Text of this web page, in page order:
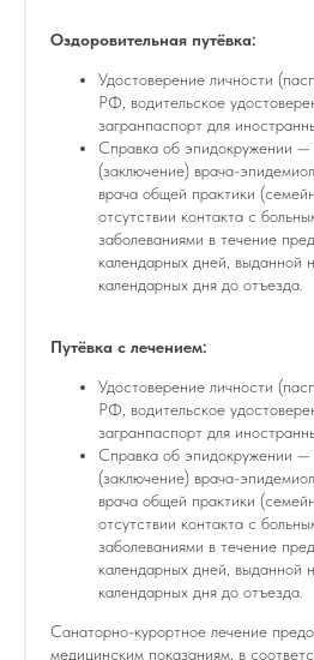
Оздоровительная путёвка:
Удостоверение личности
РФ, водительское
загранпаспорт для
Справка об эпидокружении —
(заключение) врача-
врача общей практики
отсутствии контакта с
заболеваниями в течение
календарных дней, выданной
календарных дня до отъезда.
Путёвка с лечением:
Удостоверение личности
РФ, водительское
загранпаспорт для
Справка об эпидокружении —
(заключение) врача-
врача общей практики
отсутствии контакта с
заболеваниями в течение
календарных дней, выданной
календарных дня до отъезда.
Санаторно-курортное лечение
медицинским показаниям, в